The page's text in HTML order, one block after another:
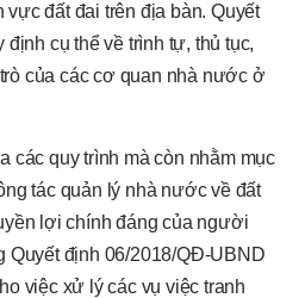
vực đất đai trên địa bàn. Quyết
cụ thể về trình tự, thủ tục,
của các cơ quan nhà nước ở
các quy trình mà còn nhằm mục
tác quản lý nhà nước về đất
lợi chính đáng của người
Quyết định 06/2018/QĐ-UBND
việc xử lý các vụ việc tranh